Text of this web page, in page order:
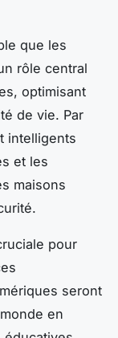
que les
rôle central
optimisant
de vie. Par
intelligents
et les
maisons
pour
seront
en